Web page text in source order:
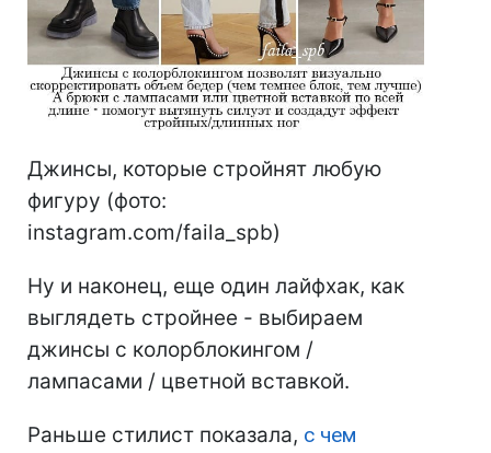
Джинсы, которые стройнят любую
фигуру (фото:
instagram.com/faila_spb)
Ну и наконец, еще один лайфхак, как
выглядеть стройнее - выбираем
джинсы с колорблокингом /
лампасами / цветной вставкой.
Раньше стилист показала, с чем